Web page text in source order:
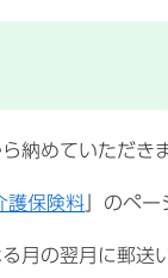
納めていただきま
護保険料 」のペ
月の翌月に郵送